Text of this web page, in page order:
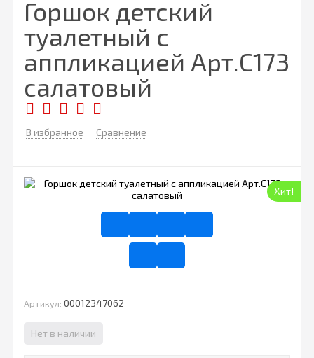
Горшок детский
туалетный с
аппликацией Арт.С173
салатовый
В избранное Сравнение
Хит!
Артикул: 00012347062
Нет в наличии